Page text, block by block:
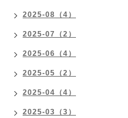
2025-08（4）
2025-07（2）
2025-06（4）
2025-05（2）
2025-04（4）
2025-03（3）